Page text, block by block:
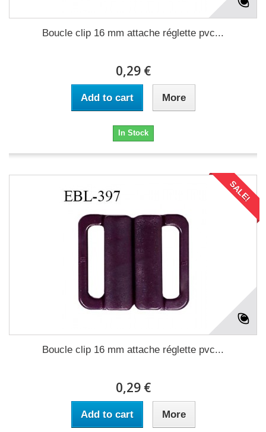
Boucle clip 16 mm attache réglette pvc...
0,29 €
Add to cart More
In Stock
SALE!
Boucle clip 16 mm attache réglette pvc...
0,29 €
Add to cart More